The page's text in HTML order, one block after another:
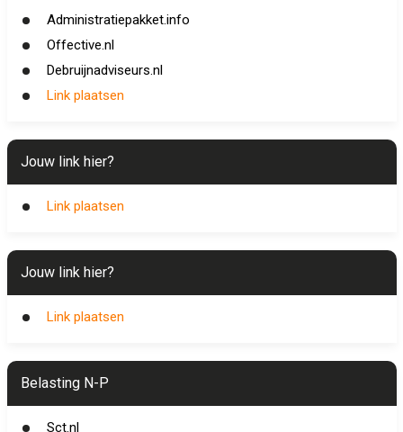
Administratiepakket.info
Offective.nl
Debruijnadviseurs.nl
Link plaatsen
Jouw link hier?
Link plaatsen
Jouw link hier?
Link plaatsen
Belasting N-P
Sct.nl